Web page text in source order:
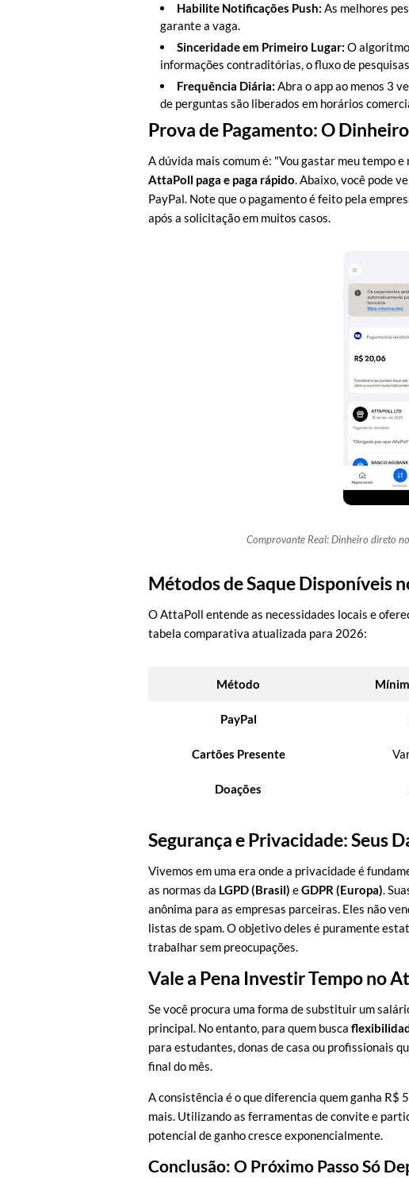
Habilite Notificações Push: As melhores
garante a vaga.
Sinceridade em Primeiro Lugar: O
informações contraditórias, o fluxo de
Frequência Diária: Abra o app ao menos 3
de perguntas são liberados em horários
Prova de Pagamento: O
A dúvida mais comum é: "Vou gastar meu tempo
AttaPoll paga e paga rápido. Abaixo, você pode
PayPal. Note que o pagamento é feito pela
após a solicitação em muitos casos.
Comprovante Real: Dinheiro direto
Métodos de Saque Disponíveis
O AttaPoll entende as necessidades locais e
tabela comparativa atualizada para 2026:
Método
PayPal
Cartões Presente
Doações
Segurança e Privacidade: Seus
Vivemos em uma era onde a privacidade é
as normas da LGPD (Brasil) eGDPR (Europa).
anônima para as empresas parceiras. Eles não
listas de spam. O objetivo deles é puramente
trabalhar sem preocupações.
Vale a Pena Investir Tempo no
Se você procura uma forma de substituir um
principal. No entanto, para quem busca
para estudantes, donas de casa ou profissionais
final do mês.
A consistência é o que diferencia quem ganha R$
mais. Utilizando as ferramentas de convite e
potencial de ganho cresce exponencialmente.
Conclusão: O Próximo Passo Só